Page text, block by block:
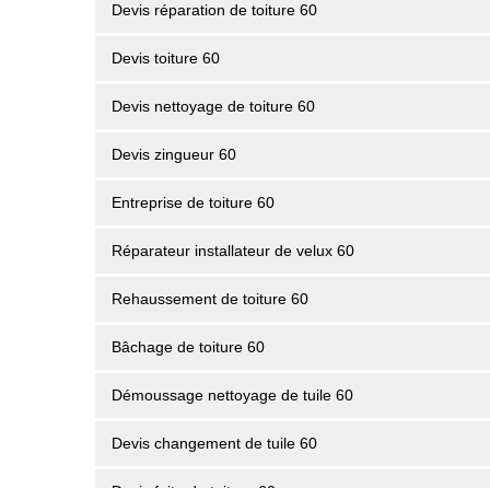
Devis réparation de toiture 60
Devis toiture 60
Devis nettoyage de toiture 60
Devis zingueur 60
Entreprise de toiture 60
Réparateur installateur de velux 60
Rehaussement de toiture 60
Bâchage de toiture 60
Démoussage nettoyage de tuile 60
Devis changement de tuile 60